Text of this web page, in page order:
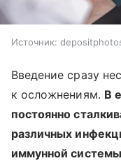
Источник:
Введение сразу
к осложнениям. В
постоянно
различных
иммунной